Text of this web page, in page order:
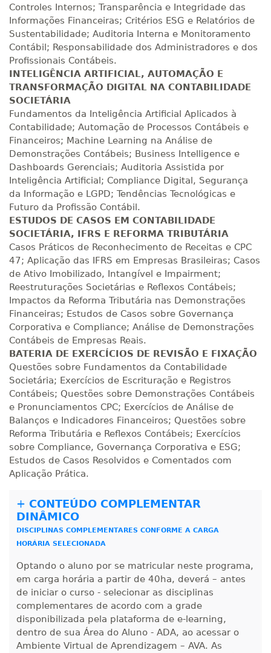
Controles Internos; Transparência e Integridade das
Informações Financeiras; Critérios ESG e Relatórios de
Sustentabilidade; Auditoria Interna e Monitoramento
Contábil; Responsabilidade dos Administradores e dos
Profissionais Contábeis.
INTELIGÊNCIA ARTIFICIAL, AUTOMAÇÃO E
TRANSFORMAÇÃO DIGITAL NA CONTABILIDADE
SOCIETÁRIA
Fundamentos da Inteligência Artificial Aplicados à
Contabilidade; Automação de Processos Contábeis e
Financeiros; Machine Learning na Análise de
Demonstrações Contábeis; Business Intelligence e
Dashboards Gerenciais; Auditoria Assistida por
Inteligência Artificial; Compliance Digital, Segurança
da Informação e LGPD; Tendências Tecnológicas e
Futuro da Profissão Contábil.
ESTUDOS DE CASOS EM CONTABILIDADE
SOCIETÁRIA, IFRS E REFORMA TRIBUTÁRIA
Casos Práticos de Reconhecimento de Receitas e CPC
47; Aplicação das IFRS em Empresas Brasileiras; Casos
de Ativo Imobilizado, Intangível e Impairment;
Reestruturações Societárias e Reflexos Contábeis;
Impactos da Reforma Tributária nas Demonstrações
Financeiras; Estudos de Casos sobre Governança
Corporativa e Compliance; Análise de Demonstrações
Contábeis de Empresas Reais.
BATERIA DE EXERCÍCIOS DE REVISÃO E FIXAÇÃO
Questões sobre Fundamentos da Contabilidade
Societária; Exercícios de Escrituração e Registros
Contábeis; Questões sobre Demonstrações Contábeis
e Pronunciamentos CPC; Exercícios de Análise de
Balanços e Indicadores Financeiros; Questões sobre
Reforma Tributária e Reflexos Contábeis; Exercícios
sobre Compliance, Governança Corporativa e ESG;
Estudos de Casos Resolvidos e Comentados com
Aplicação Prática.
+ CONTEÚDO COMPLEMENTAR
DINÂMICO
DISCIPLINAS COMPLEMENTARES CONFORME A CARGA
HORÁRIA SELECIONADA
Optando o aluno por se matricular neste programa,
em carga horária a partir de 40ha, deverá – antes
de iniciar o curso - selecionar as disciplinas
complementares de acordo com a grade
disponibilizada pela plataforma de e-learning,
dentro de sua Área do Aluno - ADA, ao acessar o
Ambiente Virtual de Aprendizagem – AVA. As